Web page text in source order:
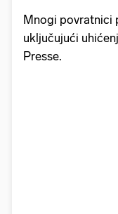
Mnogi povratnici
uključujući
Presse.